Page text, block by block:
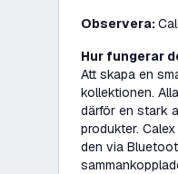
Observera:
Hur fungerar
Att skapa en
kollektionen.
därför en stark
produkter.
den via